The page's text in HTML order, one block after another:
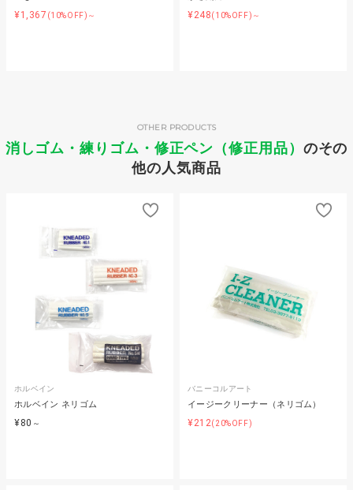
¥1,367 (10%OFF)～ ¥248(10%OFF)～
消しゴム・練りゴム・修正ペン（修正用品） のその
他の人気商品
OTHER PRODUCTS
ホルベイン
ホルベイン ネリゴム
¥80 ～
バニーコルアート
イージークリーナー（ネリゴム）
¥212(20%OFF)